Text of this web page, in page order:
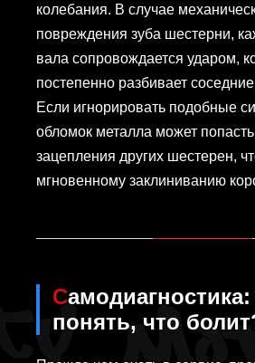
колебания. В случае
повреждения зуба шестерни,
вала сопровождается ударом,
постепенно разбивает
Если игнорировать подобные
обломок металла может
зацепления других шестерен,
мгновенному заклиниванию
Самодиагностика: как
понять, что